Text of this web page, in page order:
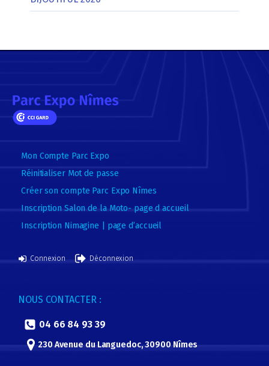
Mon Compte Parc Expo
Réinitialiser Mot de passe
Créer son compte Parc Expo Nîmes
Inscription Salon de la Moto- page d accueil
Inscription Nimagine | page d’accueil
Connexion Déconnexion
NOUS CONTACTER :
04 66 84 93 39
230 Avenue du Languedoc, 30900 Nîmes